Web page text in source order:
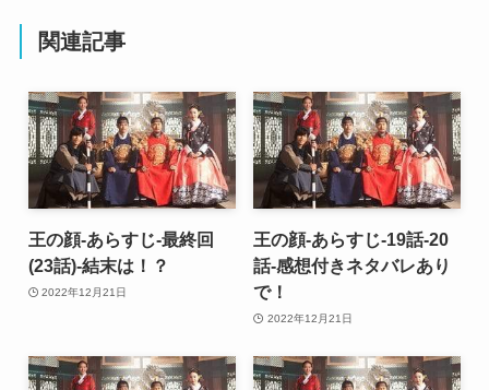
関連記事
王の顔-あらすじ-最終回
(23話)-結末は！？
2022年12月21日
王の顔-あらすじ-19話-20
話-感想付きネタバレあり
で！
2022年12月21日